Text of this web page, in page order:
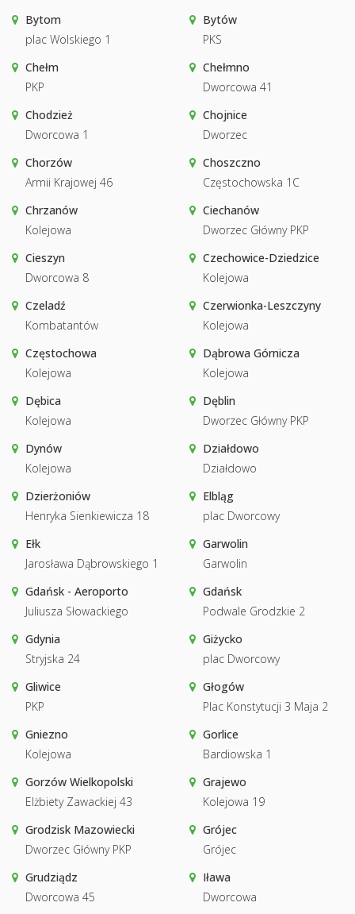
Bytom
plac Wolskiego 1
Bytów
PKS
Chełm
PKP
Chełmno
Dworcowa 41
Chodzież
Dworcowa 1
Chojnice
Dworzec
Chorzów
Armii Krajowej 46
Choszczno
Częstochowska 1C
Chrzanów
Kolejowa
Ciechanów
Dworzec Główny PKP
Cieszyn
Dworcowa 8
Czechowice-Dziedzice
Kolejowa
Czeladź
Kombatantów
Czerwionka-Leszczyny
Kolejowa
Częstochowa
Kolejowa
Dąbrowa Górnicza
Kolejowa
Dębica
Kolejowa
Dęblin
Dworzec Główny PKP
Dynów
Kolejowa
Działdowo
Działdowo
Dzierżoniów
Henryka Sienkiewicza 18
Elbląg
plac Dworcowy
Ełk
Jarosława Dąbrowskiego 1
Garwolin
Garwolin
Gdańsk - Aeroporto
Juliusza Słowackiego
Gdańsk
Podwale Grodzkie 2
Gdynia
Stryjska 24
Giżycko
plac Dworcowy
Gliwice
PKP
Głogów
Plac Konstytucji 3 Maja 2
Gniezno
Kolejowa
Gorlice
Bardiowska 1
Gorzów Wielkopolski
Elżbiety Zawackiej 43
Grajewo
Kolejowa 19
Grodzisk Mazowiecki
Dworzec Główny PKP
Grójec
Grójec
Grudziądz
Dworcowa 45
Iława
Dworcowa